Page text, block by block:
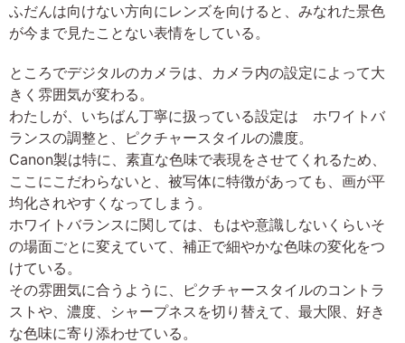
ふだんは向けない方向にレンズを向けると、みなれた景色
が今まで見たことない表情をしている。
ところでデジタルのカメラは、カメラ内の設定によって大
きく雰囲気が変わる。
わたしが、いちばん丁寧に扱っている設定は ホワイトバ
ランスの調整と、ピクチャースタイルの濃度。
Canon製は特に、素直な色味で表現をさせてくれるため、
ここにこだわらないと、被写体に特徴があっても、画が平
均化されやすくなってしまう。
ホワイトバランスに関しては、もはや意識しないくらいそ
の場面ごとに変えていて、補正で細やかな色味の変化をつ
けている。
その雰囲気に合うように、ピクチャースタイルのコントラ
ストや、濃度、シャープネスを切り替えて、最大限、好き
な色味に寄り添わせている。